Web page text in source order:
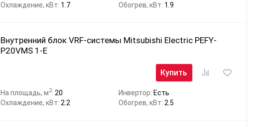
Охлаждение, кВт: 1.7 Обогрев, кВт: 1.9
Внутренний блок VRF-системы Mitsubishi Electric PEFY-
P20VMS 1-E
Купить
На площадь, м2: 20 Инвертор: Есть
Охлаждение, кВт: 2.2 Обогрев, кВт: 2.5